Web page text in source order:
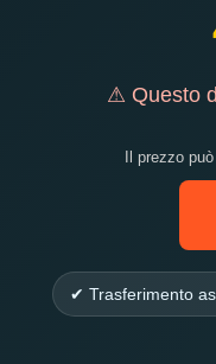
⚠ Questo
Il prezzo
✔ Trasferimento